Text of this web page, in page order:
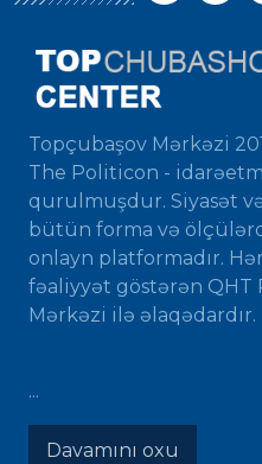
Topçubaşov Mərkəzi
The Politicon -
qurulmuşdur. Siyasət
bütün forma və
onlayn platformadır.
fəaliyyət göstərən QHT
Mərkəzi ilə əlaqədardır.
...
Davamını oxu